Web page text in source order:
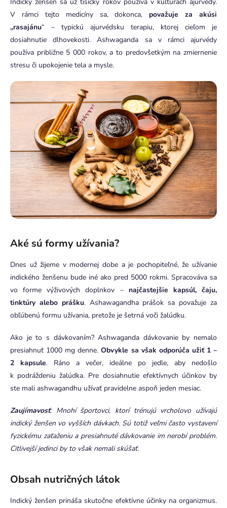
V rámci tejto medicíny sa, dokonca, považuje za akúsi
,,rasajánu“ – typickú ajurvédsku terapiu, ktorej cieľom je
dosiahnutie dlhovekosti. Ashwaganda sa v rámci ajurvédy
používa približne 5 000 rokov, a to predovšetkým na zmiernenie
stresu či upokojenie tela a mysle.
Aké sú formy užívania?
Dnes už žijeme v modernej dobe a je pochopiteľné, že užívanie
indického ženšenu bude iné ako pred 5000 rokmi. Spracováva sa
vo forme výživových doplnkov – najčastejšie kapsúl, čaju,
tinktúry alebo prášku. Ashawagandha prášok sa považuje za
obľúbenú formu užívania, pretože je šetrná voči žalúdku.
Ako je to s dávkovaním? Ashwaganda dávkovanie by nemalo
presiahnuť 1000 mg denne.Obvykle sa však odporúča užiť 1 –
2 kapsule. Ráno a večer, ideálne po jedle, aby nedošlo
k podráždeniu žalúdka. Pre dosiahnutie efektívnych účinkov by
ste mali ashwagandhu užívať pravidelne aspoň jeden mesiac.
Zaujímavosť: Mnohí športovci, ktorí trénujú vrcholovo užívajú
indický ženšen vo vyšších dávkach. Sú totiž veľmi často vystavení
fyzickému zaťaženiu a presiahnuté dávkovanie im nerobí problém.
Citlivejší jedinci by to však nemali skúšať.
Obsah nutričných látok
Indický ženšen prináša skutočne efektívne účinky na organizmus.